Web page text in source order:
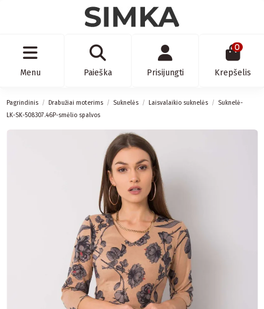
Menu Paieška Prisijungti
0
Krepšelis
Pagrindinis Drabužiai moterims Suknelės Laisvalaikio suknelės
Suknelė-
LK-SK-508307.46P-smėlio spalvos